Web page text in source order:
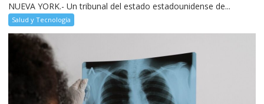
NUEVA YORK.- Un tribunal del estado estadounidense de...
Salud y Tecnología